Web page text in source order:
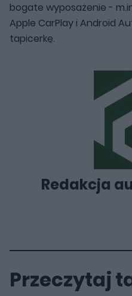
bogate wyposażenie -
Apple CarPlay i Android
tapicerkę.
Redakcja
Przeczytaj